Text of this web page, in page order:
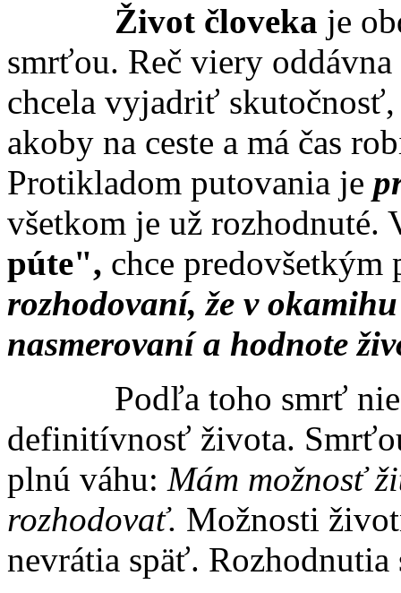
Život človeka je
smrťou. Reč viery
chcela vyjadriť
akoby na ceste a má čas
Protikladom putovania je
všetkom je už rozhodnuté.
púte", chce predovšetkým
rozhodovaní, že v
nasmerovaní a hodnote
Podľa toho smrť nie
definitívnosť života.
plnú váhu: Mám možnosť
rozhodovať. Mož­nosti
nevrátia späť.